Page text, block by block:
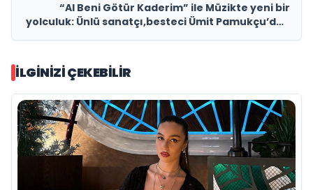
“Al Beni Götür Kaderim” ile Müzikte yeni bir
yolculuk: Ünlü sanatçı,besteci Ümit Pamukçu’dan
İLGINIZI ÇEKEBILIR